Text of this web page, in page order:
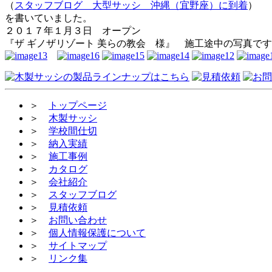
（ スタッフブログ 大型サッシ 沖縄（宜野座）に到着）
を書いていました。
２０１７年１月３日 オープン
『ザ ギノザリゾート 美らの教会 様』 施工途中の写真で
＞
トップページ
＞ 木製サッシ
＞ 学校間仕切
＞ 納入実績
＞ 施工事例
＞
カタログ
＞ 会社紹介
＞
スタッフブログ
＞
見積依頼
＞ お問い合わせ
＞ 個人情報保護について
＞ サイトマップ
＞
リンク集